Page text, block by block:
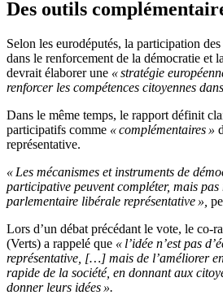
Des outils
Selon les eurodéputés, la participation
dans le renforcement de la démocratie et
devrait élaborer une « stratégie
renforcer les compétences citoyennes
Dans le même temps, le rapport définit
participatifs comme « complémentaires »
représentative.
« Les mécanismes et instruments de
participative peuvent compléter, mais
parlementaire libérale représentative »,
Lors d’un débat précédant le vote, le co-
(Verts) a rappelé que « l’idée n’est pas
représentative, […] mais de l’améliorer
rapide de la société, en donnant aux
donner leurs idées ».